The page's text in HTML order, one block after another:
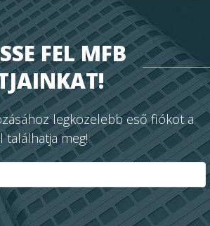
FEL MFB
legközelebb eső fiókot a
találhatja meg!